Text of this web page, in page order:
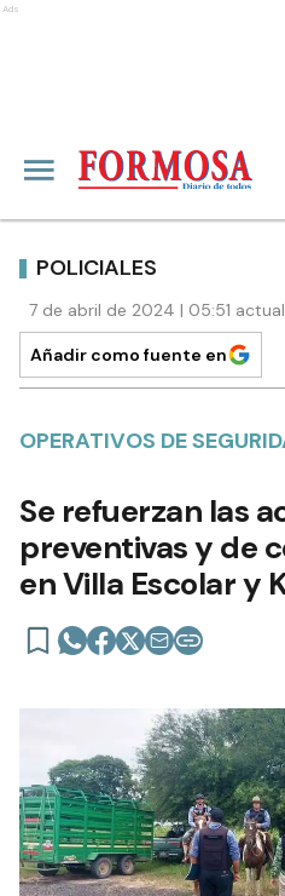
Ads
POLICIALES
7 de abril de 2024 | 05:51
Añadir como fuente en
OPERATIVOS DE
Se refuerzan las
preventivas y de
en Villa Escolar y